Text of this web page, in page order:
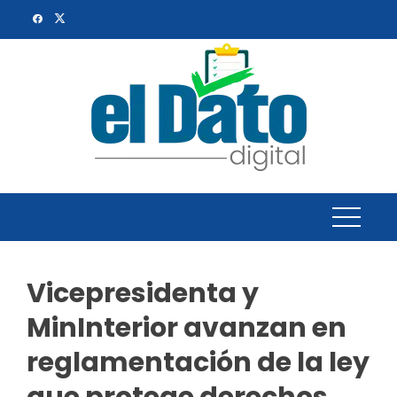
Vicepresidenta y
MinInterior avanzan en
reglamentación de la ley